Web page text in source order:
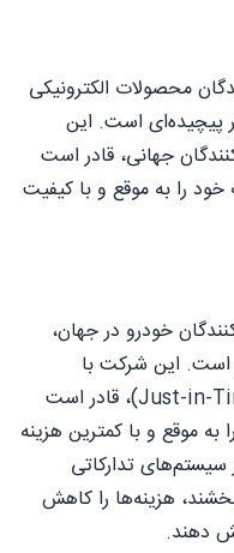
محصولات الکترونیکی
پیچیده‌ای است. این
جهانی، قادر است
را به موقع و با کیفیت
خودرو در جهان،
است. این شرکت با
استفاده از سیستم تولید به موقع (Just-in-Time)، قادر است
به موقع و با کمترین هزینه
سیستم‌های تدارکاتی
بخشند، هزینه‌ها را کاهش
دهند.